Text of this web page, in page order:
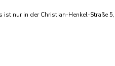
nur in der Christian-Henkel-Straße